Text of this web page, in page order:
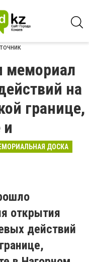
мемориал
на
границе,
и
ДОСКА
открытия
действий